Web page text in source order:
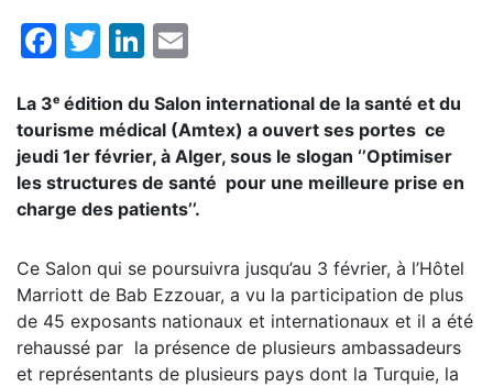
Facebook
TwitterLinkedIn
La 3ᵉ édition du Salon international de la santé et du
tourisme médical (Amtex) a ouvert ses portes ce
jeudi 1er février, à Alger, sous le slogan ‘’Optimiser
les structures de santé pour une meilleure prise en
charge des patients’’.
Ce Salon qui se poursuivra jusqu’au 3 février, à l’Hôtel
Marriott de Bab Ezzouar, a vu la participation de plus
de 45 exposants nationaux et internationaux et il a été
rehaussé par la présence de plusieurs ambassadeurs
et représentants de plusieurs pays dont la Turquie, la